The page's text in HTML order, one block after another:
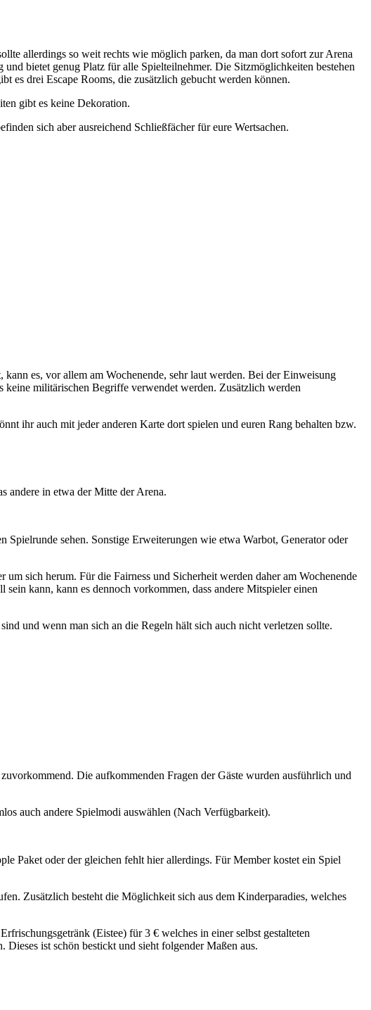
allerdings so weit rechts wie möglich parken, da man dort sofort zur Arena
bietet genug Platz für alle Spielteilnehmer. Die Sitzmöglichkeiten bestehen
es drei Escape Rooms, die zusätzlich gebucht werden können.
gibt es keine Dekoration.
sich aber ausreichend Schließfächer für eure Wertsachen.
es, vor allem am Wochenende, sehr laut werden. Bei der Einweisung
militärischen Begriffe verwendet werden. Zusätzlich werden
ihr auch mit jeder anderen Karte dort spielen und euren Rang behalten bzw.
andere in etwa der Mitte der Arena.
sehen. Sonstige Erweiterungen wie etwa Warbot, Generator oder
sich herum. Für die Fairness und Sicherheit werden daher am Wochenende
kann, kann es dennoch vorkommen, dass andere Mitspieler einen
und wenn man sich an die Regeln hält sich auch nicht verletzen sollte.
Die aufkommenden Fragen der Gäste wurden ausführlich und
auch andere Spielmodi auswählen (Nach Verfügbarkeit).
Paket oder der gleichen fehlt hier allerdings. Für Member kostet ein Spiel
Zusätzlich besteht die Möglichkeit sich aus dem Kinderparadies, welches
(Eistee) für 3 € welches in einer selbst gestalteten
ist schön bestickt und sieht folgender Maßen aus.